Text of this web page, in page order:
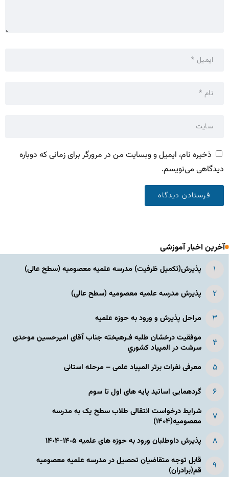
ذخیره نام، ایمیل و وبسایت من در مرورگر برای زمانی که دوباره
دیدگاهی می‌نویسم.
آخرین اخبار آموزشی
پذیرش(تکمیل ظرفیت) مدرسه علمیه معصومیه‌ (سطح عالی)
پذیرش مدرسه علمیه معصومیه‌ (سطح عالی)
مراحل پذیرش و ورود به حوزه علمیه
موفقیت درخشان طلبه فـرهیخته جناب آقای امیرحسین موحدی
سرشت در المپياد كشوري
معرفی نفرات برتر المپیاد علمی – مرحله استانی
گردهمایی اساتید پایه های اول تا سوم
شرایط درخواست انتقالی طلاب سطح یک به مدرسه
معصومیه(۱۴۰۴)
پذیرش داوطلبان ورود به حوزه های علمیه ١۴٠۵-١۴٠۴
قابل توجه متقاضیان تحصیل در مدرسه علمیه معصومیه
قم(برادران)